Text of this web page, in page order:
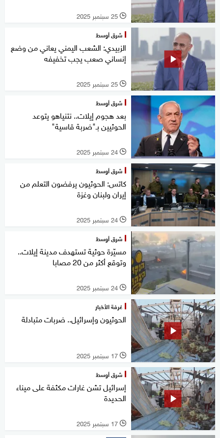
l 25 سبتمبر 2025
شرق أوسط
الزبيدي: الشعب اليمني يعاني من وضع
إنساني صعب يجب تخفيفه
l 25 سبتمبر 2025
شرق أوسط
بعد هجوم إيلات.. نتنياهو يتوعد
الحوثيين بـ"ضربة قاسية"
l 24 سبتمبر 2025
شرق أوسط
كاتس: الحوثيون يرفضون التعلم من
إيران ولبنان وغزة
l 24 سبتمبر 2025
شرق أوسط
مسيّرة حوثية تستهدف مدينة إيلات..
وتوقع أكثر من 20 مصابا
l 24 سبتمبر 2025
غرفة الأخبار
الحوثيون وإسرائيل.. ضربات متبادلة
l 17 سبتمبر 2025
شرق أوسط
إسرائيل تشن غارات مكثفة على ميناء
الحديدة
l 17 سبتمبر 2025